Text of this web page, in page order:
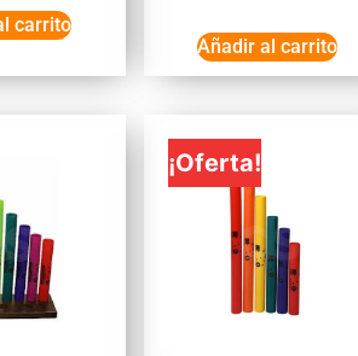
carrito
Añadir al carrito
¡Oferta!